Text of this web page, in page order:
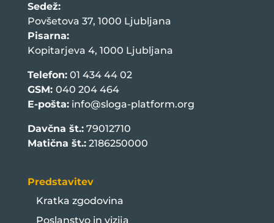
Sedež:
Povšetova 37, 1000 Ljubljana
Pisarna:
Kopitarjeva 4, 1000 Ljubljana
Telefon:01 434 44 02
GSM: 040 204 464
E-pošta: info@sloga-platform.org
Davčna št.:79012710
Matična št.:2186250000
Predstavitev
Kratka zgodovina
Poslanstvo in vizija